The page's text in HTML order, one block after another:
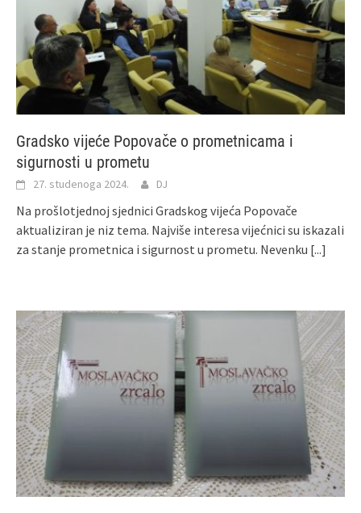
Gradsko vijeće Popovače o prometnicama i
sigurnosti u prometu
27. studenoga 2024. DJ
Na prošlotjednoj sjednici Gradskog vijeća Popovače
aktualiziran je niz tema. Najviše interesa vijećnici su iskazali
za stanje prometnica i sigurnost u prometu. Nevenku [...]